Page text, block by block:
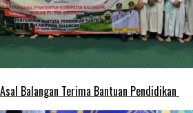
Balangan Terima Bantuan Pendidikan